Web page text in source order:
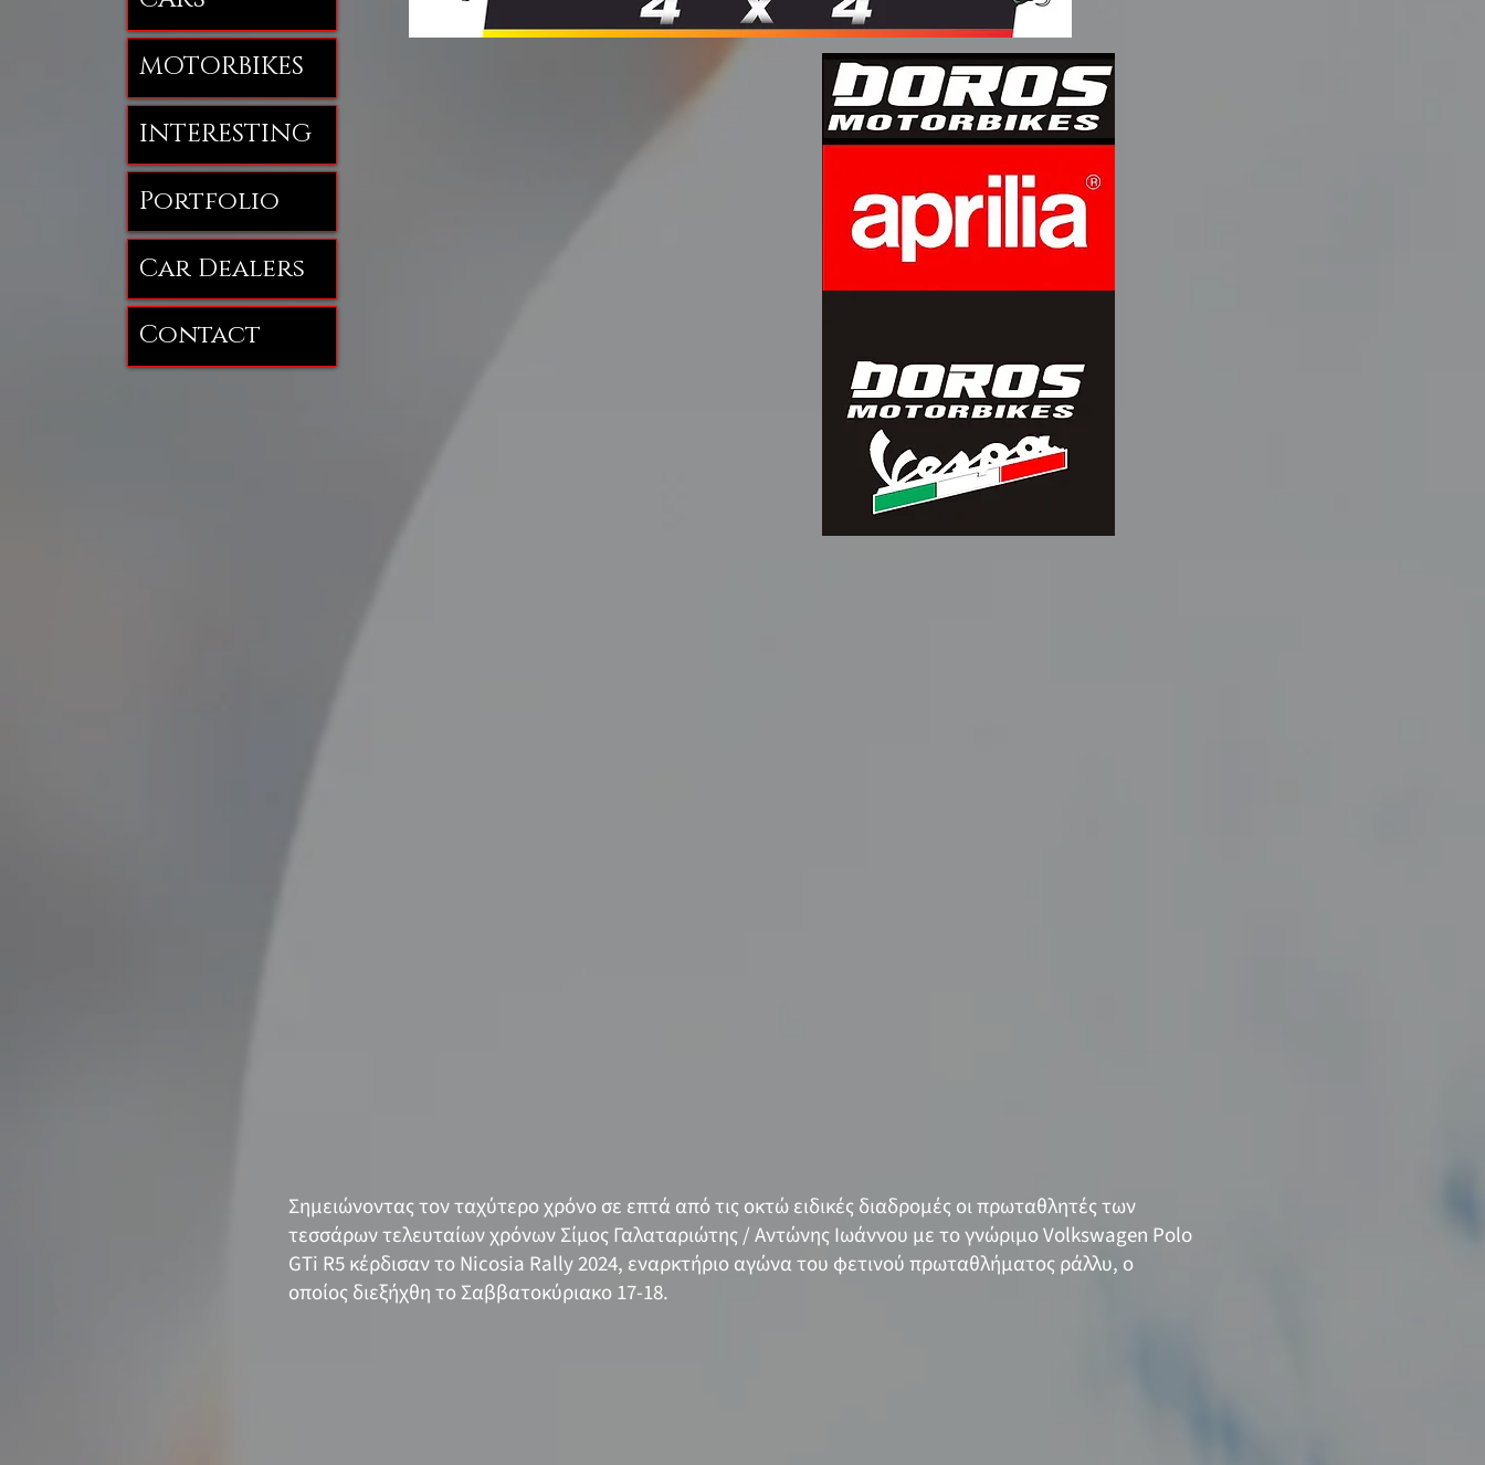
MOTORBIKES
INTERESTING
Portfolio
Car Dealers
Contact
Σημειώνοντας τον ταχύτερο χρόνο σε επτά από τις οκτώ ειδικές διαδρομές οι πρωταθλητές των
τεσσάρων τελευταίων χρόνων Σίμος Γαλαταριώτης / Αντώνης Ιωάννου με το γνώριμο Volkswagen Polo
GTi R5 κέρδισαν το Nicosia Rally 2024, εναρκτήριο αγώνα του φετινού πρωταθλήματος ράλλυ, ο
οποίος διεξήχθη το Σαββατοκύριακο 17-18.